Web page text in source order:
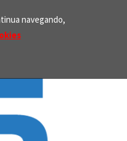
navegando,